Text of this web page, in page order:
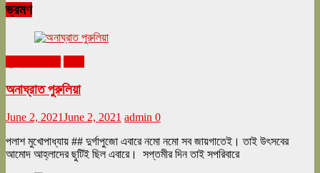
ভ্রমণ
অনাঘ্রাত পুরুলিয়া
June 2, 2021June 2, 2021 admin 0
পলাশ মুখোপাধ্যায় ## দুর্গাপুজো এবারে নমো নমো সব জায়গাতেই। তাই উৎসবের
আমোদ আহ্লাদের ছুটিই ছিল এবারে। সপ্তমীর দিন তাই সপরিবারে